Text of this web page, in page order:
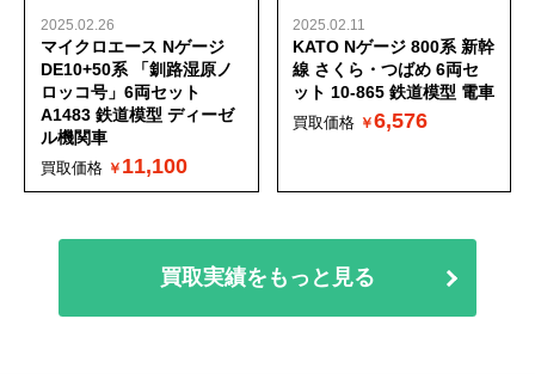
2025.02.26
マイクロエース Nゲージ
DE10+50系 「釧路湿原ノ
ロッコ号」6両セット
A1483 鉄道模型 ディーゼ
ル機関車
買取価格 11,100
2025.02.11
KATO Nゲージ 800系 新幹
線 さくら・つばめ 6両セ
ット 10-865 鉄道模型 電車
買取価格 6,576
買取実績をもっと見る